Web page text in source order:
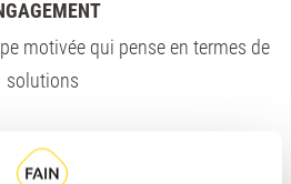
motivée qui pense en termes de
solutions